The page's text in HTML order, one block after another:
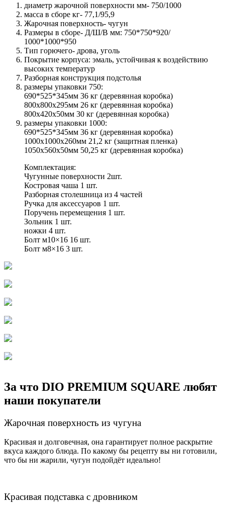
диаметр жарочной поверхности мм- 750/1000
масса в сборе кг- 77,1/95,9
Жарочная поверхность- чугун
Размеры в сборе- Д/Ш/В мм: 750*750*920/
1000*1000*950
Тип горючего- дрова, уголь
Покрытие корпуса: эмаль, устойчивая к воздействию
высоких температур
Разборная конструкция подстолья
размеры упаковки 750:
690*525*345мм 36 кг (деревянная коробка)
800x800x295мм 26 кг (деревянная коробка)
800x420x50мм 30 кг (деревянная коробка)
размеры упаковки 1000:
690*525*345мм 36 кг (деревянная коробка)
1000x1000x260мм 21,2 кг (защитная пленка)
1050x560x50мм 50,25 кг (деревянная коробка)
Комплектация:
Чугунные поверхности 2шт.
Костровая чаша 1 шт.
Разборная столешница из 4 частей
Ручка для аксессуаров 1 шт.
Поручень перемещения 1 шт.
Зольник 1 шт.
ножки 4 шт.
Болт м10×16 16 шт.
Болт м8×16 3 шт.
За что DIO PREMIUM SQUARE любят
наши покупатели
Жарочная поверхность из чугуна
Красивая и долговечная, она гарантирует полное раскрытие
вкуса каждого блюда. По какому бы рецепту вы ни готовили,
что бы ни жарили, чугун подойдёт идеально!
Красивая подставка с дровником